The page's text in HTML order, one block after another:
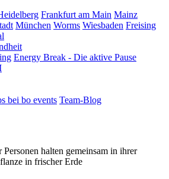
Frankfurt am Main Mainz
München Worms Wiesbaden Freising
Energy Break - Die aktive Pause
bei bo events Team-Blog